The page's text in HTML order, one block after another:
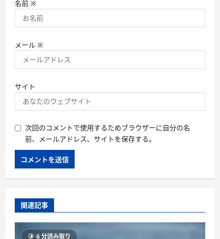
名前 ※
メール ※
サイト
次回のコメントで使用するためブラウザーに自分の名
前、メールアドレス、サイトを保存する。
関連記事
6 分読み取り